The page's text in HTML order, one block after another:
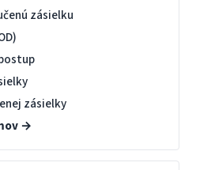
zásielku
zásielky
→